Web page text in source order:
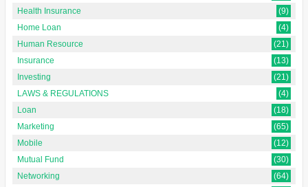
Health Insurance
(9)
Home Loan
(4)
Human Resource
(21)
Insurance
(13)
Investing
(21)
LAWS & REGULATIONS
(4)
Loan
(18)
Marketing
(65)
Mobile
(12)
Mutual Fund
(30)
Networking
(64)